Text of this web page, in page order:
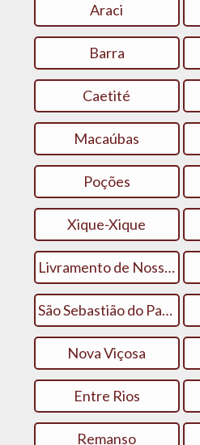
Araci
Barra
Caetité
Macaúbas
Poções
Xique-Xique
Livramento de Nossa Senhora
São Sebastião do Passé
Nova Viçosa
Entre Rios
Remanso